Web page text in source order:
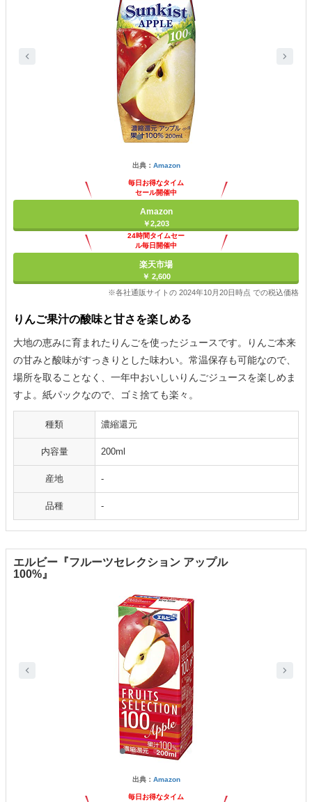
出典： Amazon
毎日お得なタイム
セール開催中
Amazon
￥2,203
24時間タイムセー
ル毎日開催中
楽天市場
￥ 2,600
※各社通販サイトの 2024年10月20日時点 での税込価格
りんご果汁の酸味と甘さを楽しめる
大地の恵みに育まれたりんごを使ったジュースです。りんご本来
の甘みと酸味がすっきりとした味わい。常温保存も可能なので、
場所を取ることなく、一年中おいしいりんごジュースを楽しめま
すよ。紙パックなので、ゴミ捨ても楽々。
種類 濃縮還元
内容量 200ml
産地 -
品種 -
エルビー『フルーツセレクション アップル
100%』
出典： Amazon
毎日お得なタイム